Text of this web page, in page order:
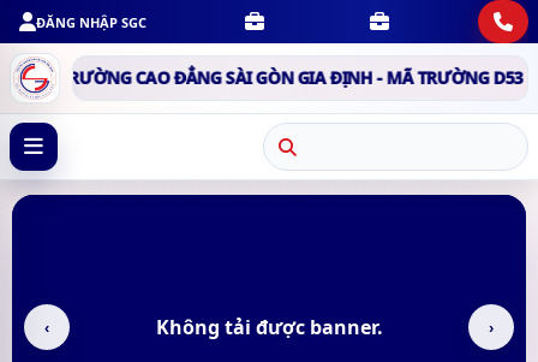
ĐĂNG NHẬP SGC
SÀI GÒN GIA ĐỊNH - MÃ TRƯỜNG D53 TRƯỜNG CAO ĐẲNG
Không tải được banner.
‹ ›